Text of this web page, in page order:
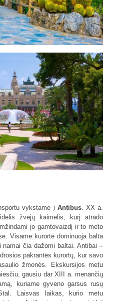
vykstame į Antibus. XX a.
žvejų kaimelis, kurį atrado
jo gamtovaizdį ir to meto
Visame kurorte dominuoja balta
čia dažomi baltai. Antibai –
pakrantės kurortų, kur savo
žmonės. Ekskursijos metu
gausiu dar XIII a. menančių
kuriame gyveno garsus rusų
Laisvas laikas, kurio metu